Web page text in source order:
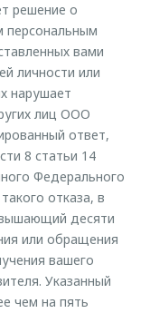
решение о
персональным
вами
личности или
нарушает
лиц ООО
ответ,
8 статьи 14
Федерального
отказа, в
десяти
или обращения
вашего
Указанный
чем на пять